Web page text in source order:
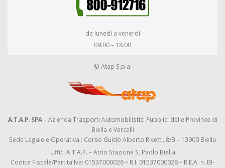
da lunedì a venerdì
09:00 – 18:00
© Atap S.p.a.
A.T.A.P. SPA– Azienda Trasporti Automobilistici Pubblici delle Province di
Biella e Vercelli
Sede Legale e Operativa : Corso Guido Alberto Rivetti, 8/B – 13900 Biella
Uffici A.T.A.P. – Atrio Stazione S. Paolo Biella
Codice Fiscale/Partita Iva: 01537000026 – R.I. 01537000026 – R.E.A. n. BI-